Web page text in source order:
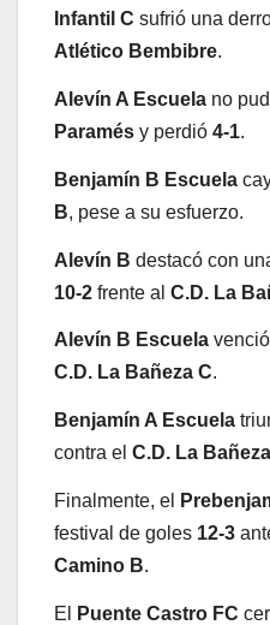
Infantil C sufrió una
Atlético Bembibre.
Alevín A Escuela no
Paramés y perdió 4-1.
Benjamín B Escuela
B, pese a su esfuerzo.
Alevín B destacó con
10-2 frente al C.D. La
Alevín B Escuela
C.D. La Bañeza C.
Benjamín A Escuela
contra el C.D. La
Finalmente, el
festival de goles 12-3
Camino B.
El Puente Castro FC